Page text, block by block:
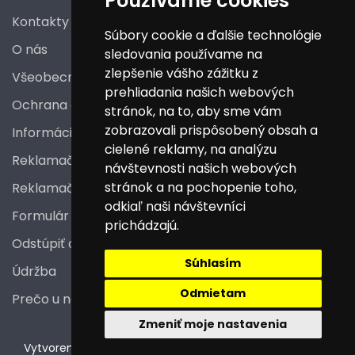
Súbory cookie a ďalšie technológie
sledovania používame na
zlepšenie vášho zážitku z
prehliadania našich webových
stránok, na to, aby sme vám
zobrazovali prispôsobený obsah a
cielené reklamy, na analýzu
návštevnosti našich webových
stránok a na pochopenie toho,
odkiaľ naši návštevníci
prichádzajú.
Súhlasím
Odmietam
Zmeniť moje nastavenia
Súčasťou balenia sú pripojovacie skrutky + hadičky
Kontakty
O nás
Všeobecné obchodné podmienky
Ochrana osobných údajov
Informácie a poučenia pre spotrebiteľa
Reklamačný poriadok
Reklamačný protokol
Formulár na odstúpenie od zmluvy
Odstúpiť od zmluvy tu
Údržba
Prečo u nás nakupovať
Vytvorené na technológii BarIS .NET